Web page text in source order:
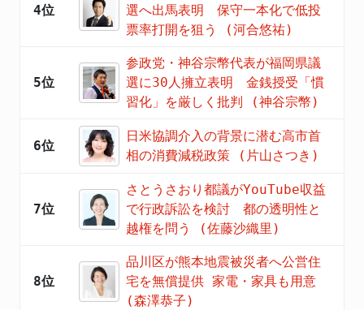
4位
選へ出馬表明 保守一本化で低投
票率打開を狙う (河合悠祐)
5位
参政党・神谷宗幣代表が福岡県議
選に30人擁立表明 金銭授受「慣
習化」を厳しく批判 (神谷宗幣)
6位
日米協調介入の背景に潜む高市首
相の消費減税政策 (片山さつき)
7位
さとうさおり都議がYouTube収益
で行政訴訟を検討 都の透明性と
越権を問う (佐藤沙織里)
8位
品川区が熊本地震被災者へ公営住
宅を無償提供 家電・家具も用意
(森澤恭子)